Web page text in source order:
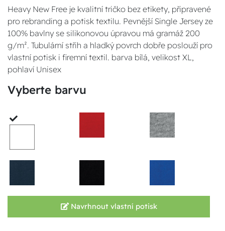
Heavy New Free je kvalitní tričko bez etikety, připravené
pro rebranding a potisk textilu. Pevnější Single Jersey ze
100% bavlny se silikonovou úpravou má gramáž 200
g/m². Tubulární střih a hladký povrch dobře poslouží pro
vlastní potisk i firemní textil. barva bílá, velikost XL,
pohlaví Unisex
Vyberte barvu
Navrhnout vlastní potisk